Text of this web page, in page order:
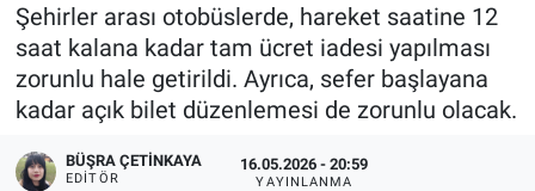
Şehirler arası otobüslerde, hareket saatine 12
saat kalana kadar tam ücret iadesi yapılması
zorunlu hale getirildi. Ayrıca, sefer başlayana
kadar açık bilet düzenlemesi de zorunlu olacak.
BÜŞRA ÇETINKAYA
EDITÖR
16.05.2026 - 20:59
YAYINLANMA